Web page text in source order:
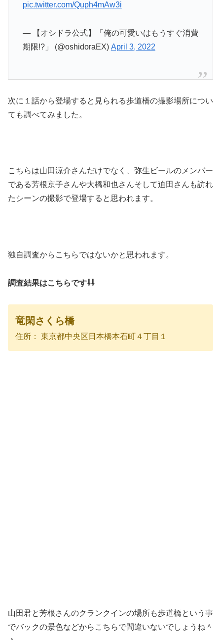
pic.twitter.com/Quph4mAw3i
— 【オシドラ公式】「俺の可愛いはもうすぐ消費
期限!?」 (@oshidoraEX) April 3, 2022
次に１話から登場すると見られる歩道橋の撮影場所につい
ても調べてみました。
こちらは山田涼介さんだけでなく、弥生ビールのメンバー
である芳根京子さんや大橋和也さんそして迫田さんも訪れ
たシーンの撮影で登場すると思われます。
独自調査からこちらではないかと思われます。
調査結果はこちらです⇩⇩
竜閑さくら橋
住所： 東京都中央区日本橋本石町４丁目１
山田君と芳根さんのクランクインの場所も歩道橋という事
でバックの景色などからこちらで間違いないでしょうね＾